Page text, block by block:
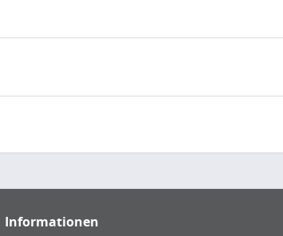
Informationen